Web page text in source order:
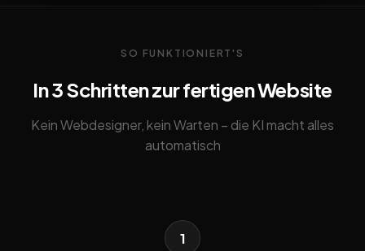
SO FUNKTIONIERT'S
In 3 Schritten zur fertigen Website
Kein Webdesigner, kein Warten – die KI macht alles
automatisch
1